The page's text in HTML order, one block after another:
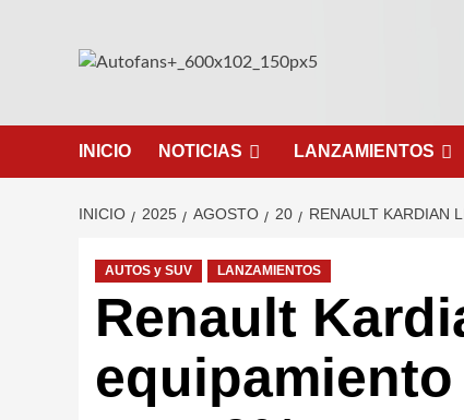
INICIO NOTICIAS LANZAMIENTOS
INICIO 2025 AGOSTO 20 RENAULT KARDIAN
AUTOS y SUV LANZAMIENTOS
Renault